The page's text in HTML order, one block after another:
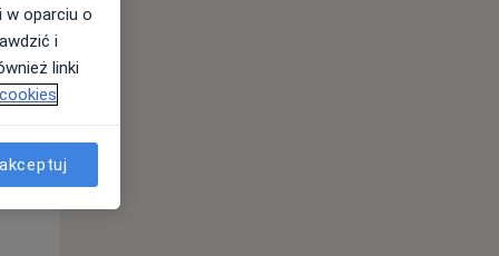
Pon,
w oparciu o
i
linki